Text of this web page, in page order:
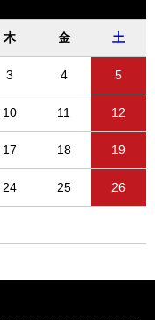
木 金 土
3 4 5
10 11 12
17 18 19
24 25 26